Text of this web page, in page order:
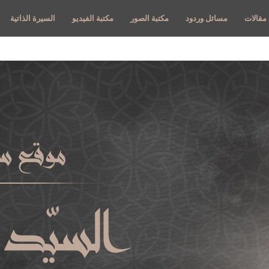
مقالات مسائل وردود مكتبة الصور مكتبة الفيديو السيرة الذاتية